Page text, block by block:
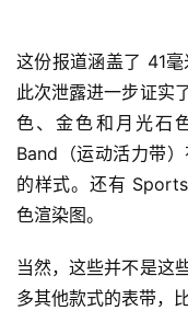
这份报道涵盖了 41
此次泄露进一步证实
色、金色和月光石
Band（运动活力带
的样式。还有
色渲染图。
当然，这些并不是这
多其他款式的表带，